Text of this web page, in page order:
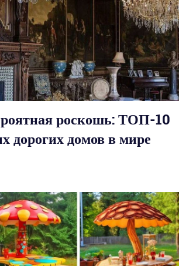
роскошь: ТОП-10
дорогих домов в мире